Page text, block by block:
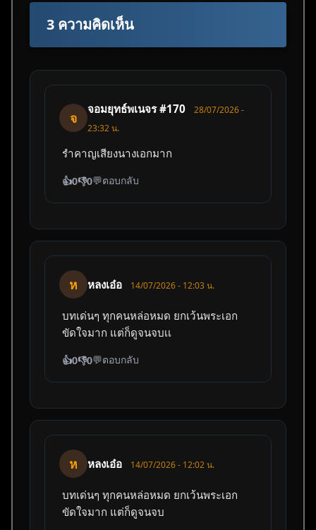
3 ความคิดเห็น
จ
จอมยุทธ์พเนจร #170
28/07/2026 -
23:32 น.
รำคาญเสียงนางเอกมาก
👍0👎0💬ตอบกลับ
ห หลงเอ๋อ 14/07/2026 - 12:03 น.
บทเด่นๆ ทุกคนหล่อหมด ยกเว้นพระเอก
ขัดใจมาก แต่ก็ดูจนจบเเ
👍0👎0💬ตอบกลับ
ห หลงเอ๋อ 14/07/2026 - 12:02 น.
บทเด่นๆ ทุกคนหล่อหมด ยกเว้นพระเอก
ขัดใจมาก แต่ก็ดูจนจบ